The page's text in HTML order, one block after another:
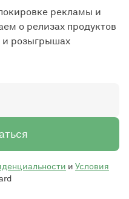
рекламы и
о релизах продуктов
и розыгрышах
и Условия